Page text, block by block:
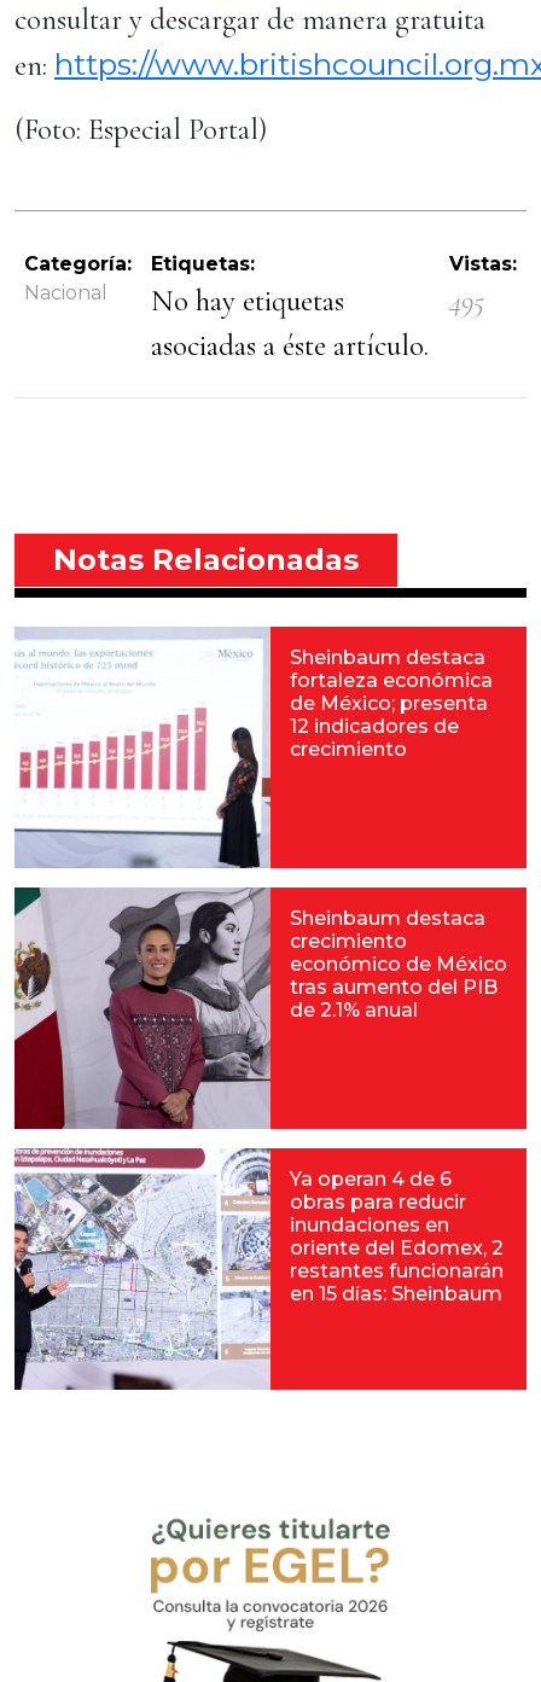
consultar y descargar de manera gratuita
en: https://
(Foto: Especial Portal)
Categoría:
Nacional
Etiquetas:
No hay etiquetas
asociadas a éste artículo.
Vistas:
495
Notas Relacionadas
Sheinbaum destaca
fortaleza económica
de México; presenta
12 indicadores de
crecimiento
Sheinbaum destaca
crecimiento
económico de México
tras aumento del PIB
de 2.1% anual
Ya operan 4 de 6
obras para reducir
inundaciones en
oriente del Edomex, 2
restantes funcionarán
en 15 días: Sheinbaum